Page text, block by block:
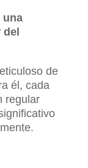
una
del
de
él, cada
regular